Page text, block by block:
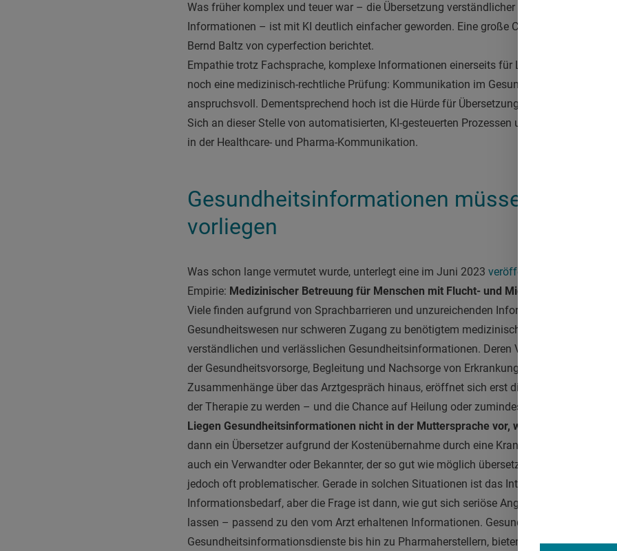
Was früher komplex und teuer war – die Übersetzung verständlicher und verlässlicher
Informationen – ist mit KI deutlich einfacher geworden. Eine große Chance für
Bernd Baltz von cyperfection berichtet.
Empathie trotz Fachsprache, komplexe Informationen einerseits für Laien, andererseits
noch eine medizinisch-rechtliche Prüfung: Kommunikation im Gesundheitswesen ist
anspruchsvoll. Dementsprechend hoch ist die Hürde für Übersetzungen komplexer
Sich an dieser Stelle von automatisierten, KI-gesteuerten Prozessen unterstützen zu
in der Healthcare- und Pharma-Kommunikation.
Gesundheitsinformationen müssen in
vorliegen
Was schon lange vermutet wurde, unterlegt eine im Juni 2023 veröffentlichte Studie der
Empirie: Medizinischer Betreuung für Menschen mit Flucht- und Migrationshintergrund
Viele finden aufgrund von Sprachbarrieren und unzureichenden Informationen über
Gesundheitswesen nur schweren Zugang zu benötigtem medizinischem Service. Die
verständlichen und verlässlichen Gesundheitsinformationen. Deren Verfügbarkeit ist ein
der Gesundheitsvorsorge, Begleitung und Nachsorge von Erkrankungen. Versteht der/die
Zusammenhänge über das Arztgespräch hinaus, eröffnet sich erst die Möglichkeit zu
der Therapie zu werden – und die Chance auf Heilung oder zumindest Linderung von
Liegen Gesundheitsinformationen nicht in der Muttersprache vor, wird es schnell
dann ein Übersetzer aufgrund der Kostenübernahme durch eine Krankenkasse beim
auch ein Verwandter oder Bekannter, der so gut wie möglich übersetzt. Zu Hause auf
jedoch oft problematischer. Gerade in solchen Situationen ist das Internet die Go-to-
Informationsbedarf, aber die Frage ist dann, wie gut sich seriöse Angebote in der eigenen
lassen – passend zu den vom Arzt erhaltenen Informationen. Gesundheitsanbieter, von
Gesundheitsinformationsdienste bis hin zu Pharmaherstellern, bieten in der Regel keine